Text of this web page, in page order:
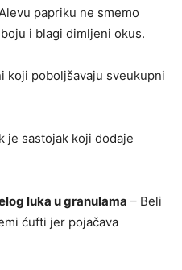
papriku ne smemo
i blagi dimljeni okus.
koji poboljšavaju sveukupni
je sastojak koji dodaje
luka u granulama – Beli
ćufti jer pojačava